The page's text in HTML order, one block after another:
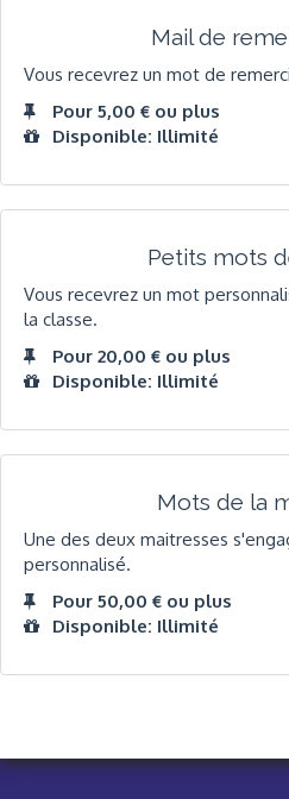
Mail de
Vous recevrez un mot de
Pour 5,00 € ou plus
Disponible: Illimité
Petits mots
Vous recevrez un mot
la classe.
Pour 20,00 € ou plus
Disponible: Illimité
Mots de la
Une des deux maitresses
personnalisé.
Pour 50,00 € ou plus
Disponible: Illimité